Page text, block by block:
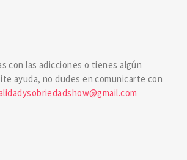
con las adicciones o tienes algún
ayuda, no dudes en comunicarte con